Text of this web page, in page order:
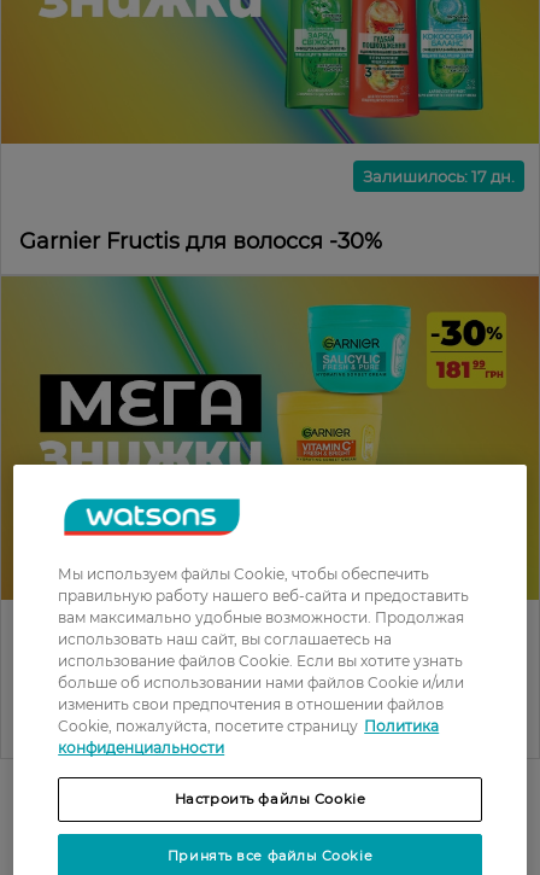
Залишилось: 17 дн.
Garnier Fructis для волосся -30%
Залишилось: 17 дн.
-SKIN NATURAL для свіжого сяйва шкіри
-30%
-30% Мега -30% Лидер
Мы используем файлы Cookie, чтобы обеспечить
правильную работу нашего веб-сайта и предоставить
вам максимально удобные возможности. Продолжая
использовать наш сайт, вы соглашаетесь на
использование файлов Cookie. Если вы хотите узнать
больше об использовании нами файлов Cookie и/или
изменить свои предпочтения в отношении файлов
Cookie, пожалуйста, посетите страницу Политика
конфиденциальности
Настроить файлы Cookie
Принять все файлы Cookie